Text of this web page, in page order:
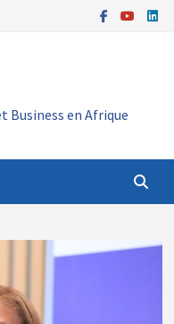
Business en Afrique